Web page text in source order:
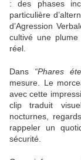
: des phases
particulière
d’Agression
cultivé une
réel.
Dans “Phares
mesure. Le
avec cette
clip traduit
nocturnes,
rappeler un
sécurité.